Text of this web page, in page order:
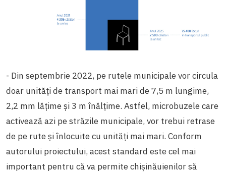
- Din septembrie 2022, pe rutele municipale vor circula
doar unități de transport mai mari de 7,5 m lungime,
2,2 mm lățime și 3 m înălțime. Astfel, microbuzele care
activează azi pe străzile municipale, vor trebui retrase
de pe rute și înlocuite cu unități mai mari. Conform
autorului proiectului, acest standard este cel mai
important pentru că va permite chișinăuienilor să